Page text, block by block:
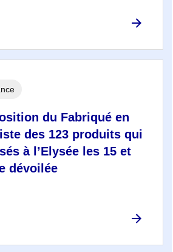
du Fabriqué en
des 123 produits qui
à l’Elysée les 15 et
dévoilée